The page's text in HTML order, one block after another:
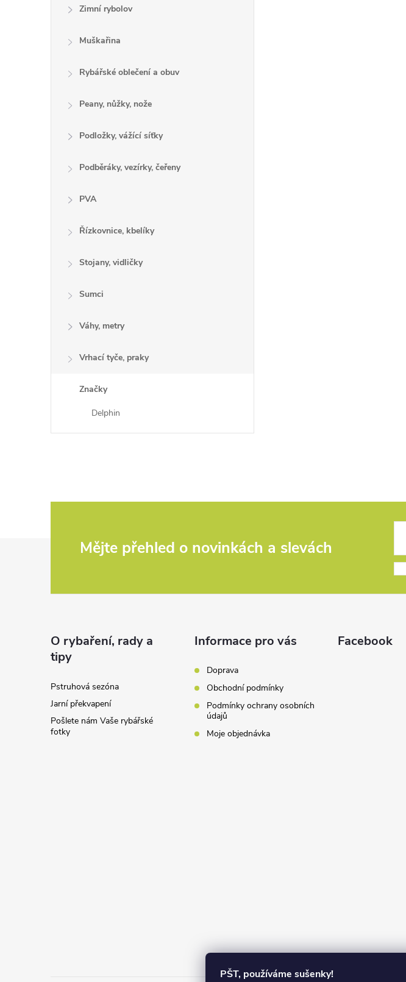
PŠT, používáme sušenky!
Zimní rybolov
Muškařina
Rybářské oblečení a obuv
Peany, nůžky, nože
Podložky, vážící síťky
Podběráky, vezírky, čeřeny
PVA
Řízkovnice, kbelíky
Stojany, vidličky
Sumci
Váhy, metry
Vrhací tyče, praky
Značky
Delphin
Mějte přehled o novinkách a slevách
O rybaření, rady a
tipy
Pstruhová sezóna
Jarní překvapení
Pošlete nám Vaše rybářské
fotky
Informace pro vás
Doprava
Obchodní podmínky
Podmínky ochrany osobních
údajů
Moje objednávka
Facebook